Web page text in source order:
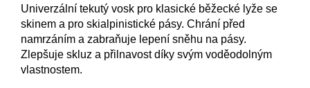
Univerzální tekutý vosk pro klasické běžecké lyže se
skinem a pro skialpinistické pásy. Chrání před
namrzáním a zabraňuje lepení sněhu na pásy.
Zlepšuje skluz a přilnavost díky svým voděodolným
vlastnostem.